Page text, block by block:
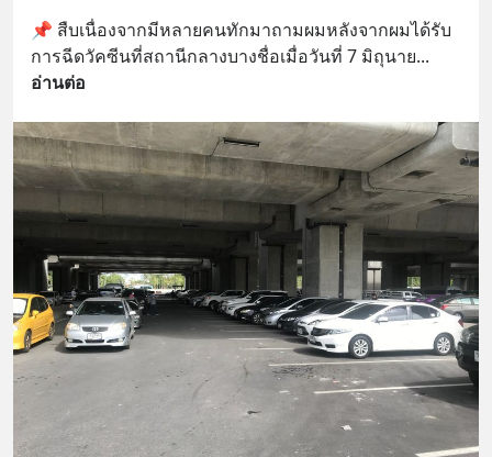
📌 สืบเนื่องจากมีหลายคนทักมาถามผมหลังจากผมได้รับ
การฉีดวัคซีนที่สถานีกลางบางชื่อเมื่อวันที่ 7 มิถุนาย
อ่านต่อ